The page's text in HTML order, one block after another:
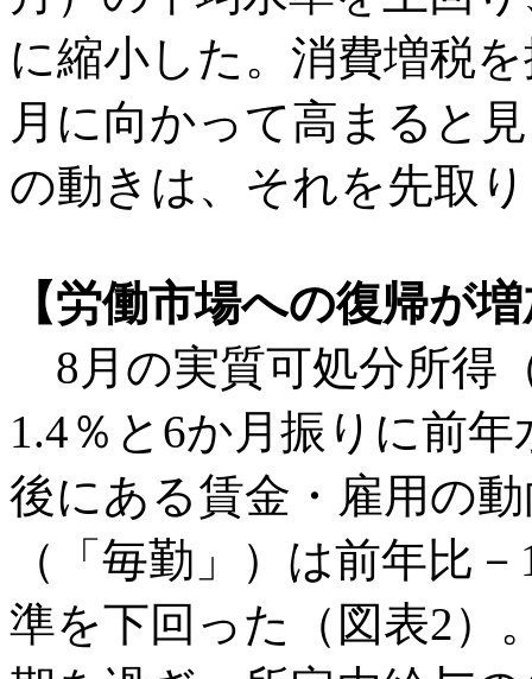
に縮小した。消費増税
月に向かって高まると
の動きは、それを先取
【労働市場への復帰が
8月の実質可処分所得
1.4％と6か月振りに前
後にある賃金・雇用の
（「毎勤」）は前年比
準を下回った（図表2）